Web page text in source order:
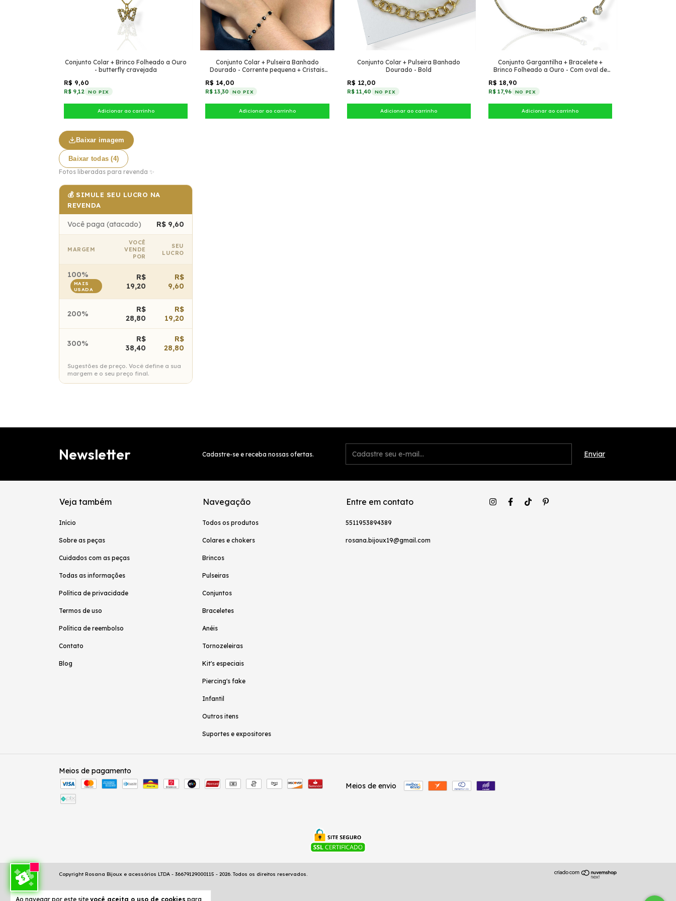
Ao navegar por este site você aceita o uso de cookies para
Conjunto Colar + Brinco Folheado a Ouro
- butterfly cravejada
R$ 9,60
R$ 9,12 NO PIX
Baixar imagem
Baixar todas (4)
Fotos liberadas para revenda ✨
💰 SIMULE SEU LUCRO NA
REVENDA
Você paga (atacado) R$ 9,60
MARGEM
VOCÊ
VENDE
POR
SEU
LUCRO
100%
MAIS
USADA
R$
19,20
R$
9,60
200%
R$
28,80
R$
19,20
300%
R$
38,40
R$
28,80
Sugestões de preço. Você define a sua
margem e o seu preço final.
Conjunto Colar + Pulseira Banhado
Dourado - Corrente pequena + Cristais
R$ 14,00
R$ 13,30 NO PIX
Conjunto Colar + Pulseira Banhado
Dourado - Bold
R$ 12,00
R$ 11,40 NO PIX
Conjunto Gargantilha + Bracelete +
Brinco Folheado a Ouro - Com oval de
R$ 18,90
R$ 17,96 NO PIX
Newsletter Cadastre-se e receba nossas ofertas.
Veja também
Início
Sobre as peças
Cuidados com as peças
Todas as informações
Política de privacidade
Termos de uso
Política de reembolso
Contato
Blog
Navegação
Todos os produtos
Colares e chokers
Brincos
Pulseiras
Conjuntos
Braceletes
Anéis
Tornozeleiras
Kit's especiais
Piercing's fake
Infantil
Outros itens
Suportes e expositores
Entre em contato
5511953894389
rosana.bijoux19@gmail.com
Meios de pagamento
Meios de envio
Copyright Rosana Bijoux e acessórios LTDA - 36679129000115 - 2026. Todos os direitos reservados.